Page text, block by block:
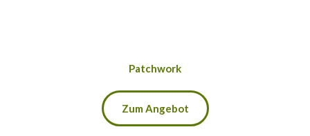
Patchwork
Zum Angebot